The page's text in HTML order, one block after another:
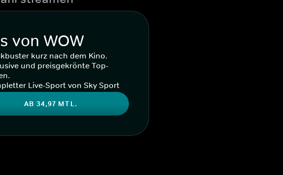
von WOW
kurz nach dem Kino.
und preisgekrönte Top-
Live-Sport von Sky Sport
AB 34,97 MTL.